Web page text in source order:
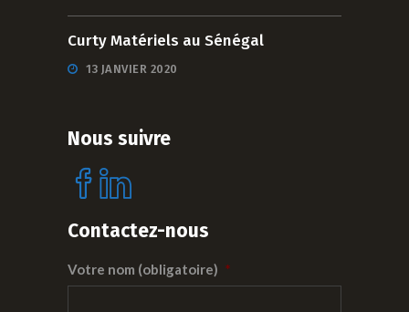
Curty Matériels au Sénégal
13 JANVIER 2020
Nous suivre
Contactez-nous
Votre nom (obligatoire) *